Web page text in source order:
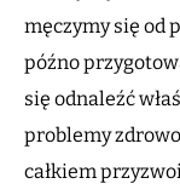
męczymy się od
późno
się odnaleźć
problemy
całkiem